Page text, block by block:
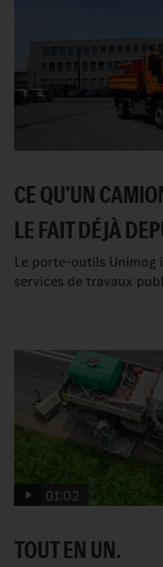
CE QU’UN
LE FAIT DÉJÀ
Le porte-outils Unimog
services de travaux
01:02
TOUT EN UN.